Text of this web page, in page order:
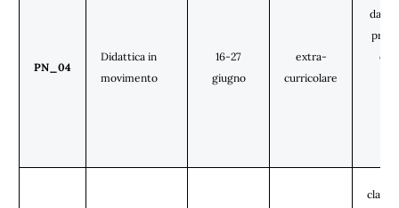
PN_04
Didattica in
movimento
16-27
giugno
extra-
curricolare
dalle
classi